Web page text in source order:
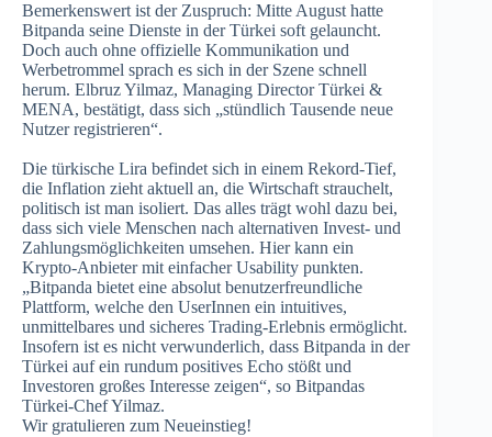
Bemerkenswert ist der Zuspruch: Mitte August hatte
Bitpanda seine Dienste in der Türkei soft gelauncht.
Doch auch ohne offizielle Kommunikation und
Werbetrommel sprach es sich in der Szene schnell
herum. Elbruz Yilmaz, Managing Director Türkei &
MENA, bestätigt, dass sich „stündlich Tausende neue
Nutzer registrieren“.
Die türkische Lira befindet sich in einem Rekord-Tief,
die Inflation zieht aktuell an, die Wirtschaft strauchelt,
politisch ist man isoliert. Das alles trägt wohl dazu bei,
dass sich viele Menschen nach alternativen Invest- und
Zahlungsmöglichkeiten umsehen. Hier kann ein
Krypto-Anbieter mit einfacher Usability punkten.
„Bitpanda bietet eine absolut benutzerfreundliche
Plattform, welche den UserInnen ein intuitives,
unmittelbares und sicheres Trading-Erlebnis ermöglicht.
Insofern ist es nicht verwunderlich, dass Bitpanda in der
Türkei auf ein rundum positives Echo stößt und
Investoren großes Interesse zeigen“, so Bitpandas
Türkei-Chef Yilmaz.
Wir gratulieren zum Neueinstieg!